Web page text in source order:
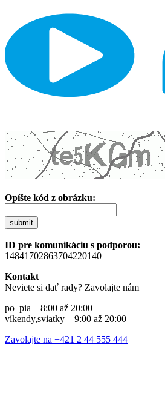
Opíšte kód z obrázku:
submit
ID pre komunikáciu s podporou:
14841702863704220140
Kontakt
Neviete si dať rady? Zavolajte nám
po–pia – 8:00 až 20:00
víkendy,sviatky – 9:00 až 20:00
Zavolajte na +421 2 44 555 444